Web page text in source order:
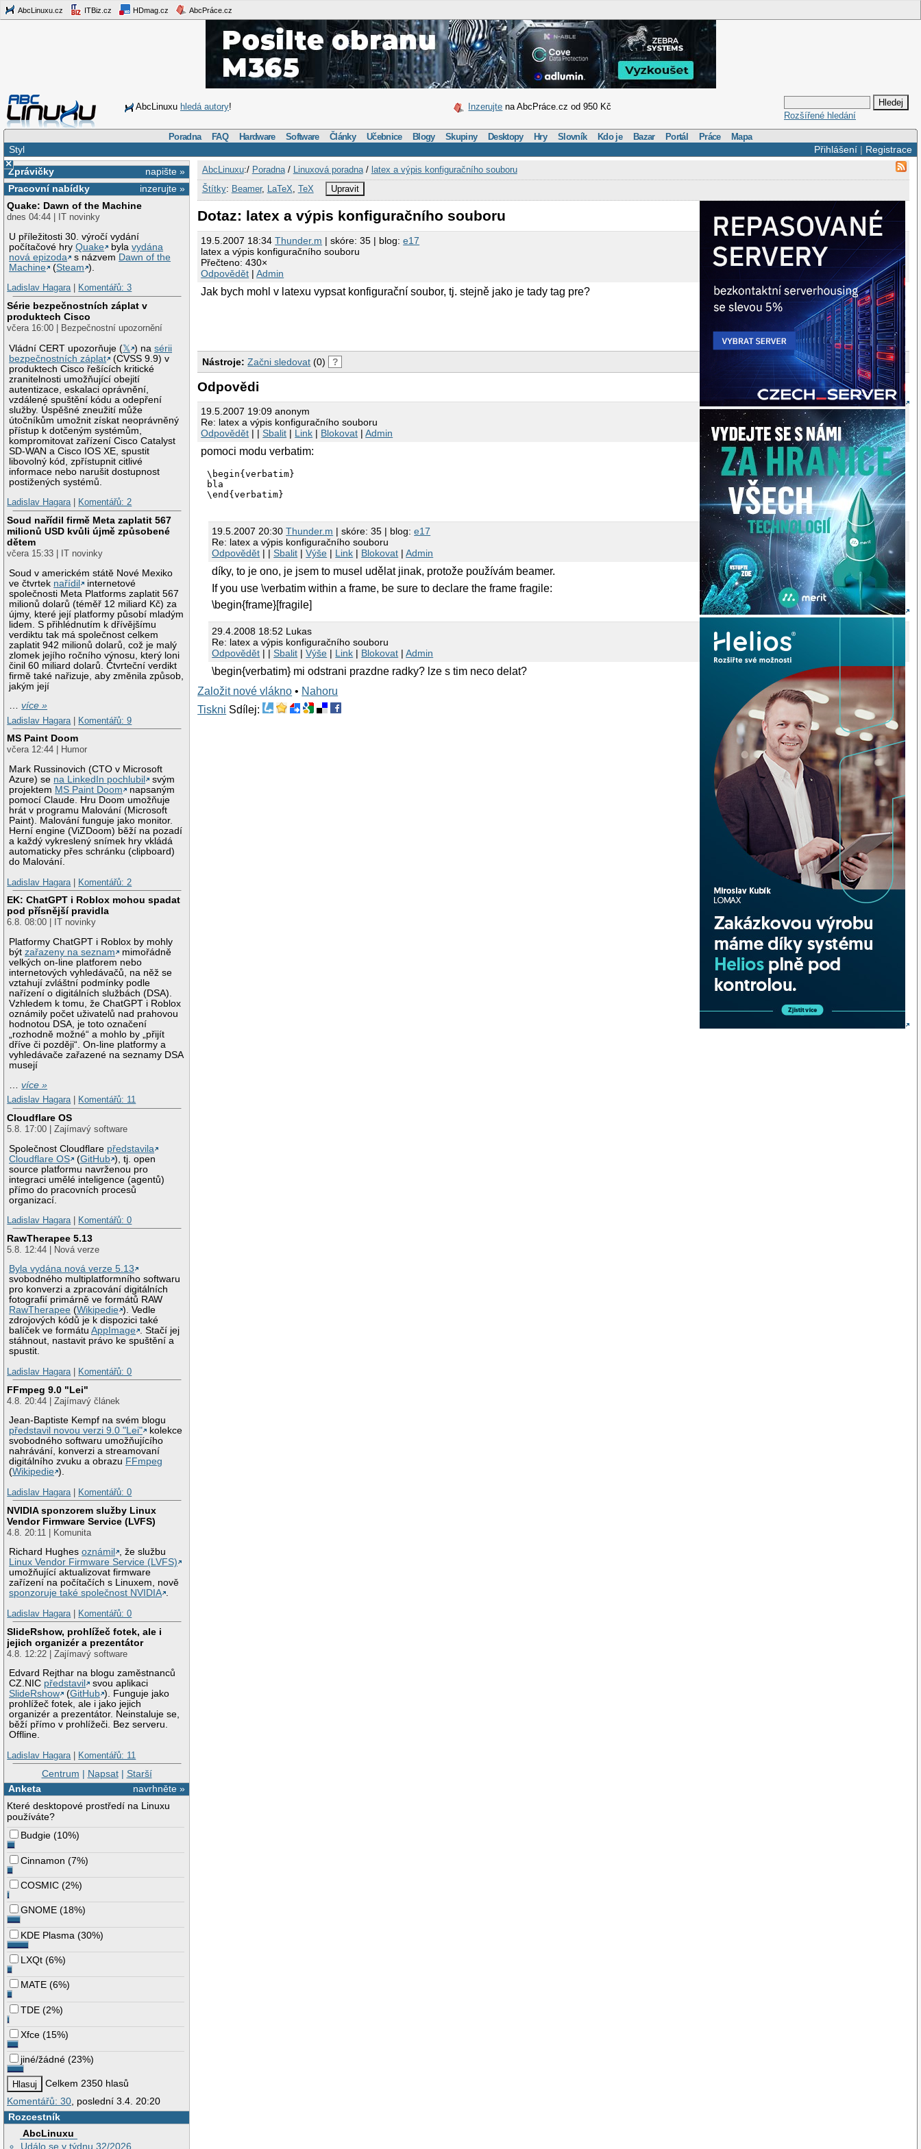
AbcLinuxu.cz ITBiz.cz HDmag.cz AbcPráce.cz
AbcLinuxu hledá autory! Inzerujte na AbcPráce.cz od 950 Kč
Rozšířené hledání
Poradna FAQ Hardware Software Články Učebnice Blogy Skupiny Desktopy Hry Slovník Kdo je Bazar Portál Práce Mapa
Přihlášení| Registrace
Styl
×
napište »
Zprávičky
inzerujte »
Pracovní nabídky
Quake: Dawn of the Machine
dnes 04:44 | IT novinky
U příležitosti 30. výročí vydání
počítačové hryQuake bylavydána
nová epizoda
s názvem Dawn of the
Machine
(Steam ).
Ladislav Hagara| Komentářů: 3
Série bezpečnostních záplat v
produktech Cisco
včera 16:00 | Bezpečnostní upozornění
Vládní CERT upozorňuje (𝕏 ) nasérii
bezpečnostních záplat
(CVSS 9.9) v
produktech Cisco řešících kritické
zranitelnosti umožňující obejití
autentizace, eskalaci oprávnění,
vzdálené spuštění kódu a odepření
služby. Úspěšné zneužití může
útočníkům umožnit získat neoprávněný
přístup k dotčeným systémům,
kompromitovat zařízení Cisco Catalyst
SD-WAN a Cisco IOS XE, spustit
libovolný kód, zpřístupnit citlivé
informace nebo narušit dostupnost
postižených systémů.
Ladislav Hagara| Komentářů: 2
Soud nařídil firmě Meta zaplatit 567
milionů USD kvůli újmě způsobené
dětem
včera 15:33 | IT novinky
Soud v americkém státě Nové Mexiko
ve čtvrtek nařídil
internetové
společnosti Meta Platforms zaplatit 567
milionů dolarů (téměř 12 miliard Kč) za
újmy, které její platformy působí mladým
lidem. S přihlédnutím k dřívějšímu
verdiktu tak má společnost celkem
zaplatit 942 milionů dolarů, což je malý
zlomek jejího ročního výnosu, který loni
činil 60 miliard dolarů. Čtvrteční verdikt
firmě také nařizuje, aby změnila způsob,
jakým její
…více »
Ladislav Hagara
Komentářů: 9
MS Paint Doom
včera 12:44 | Humor
Mark Russinovich (CTO v Microsoft
Azure) se na LinkedIn pochlubil
svým
projektem MS Paint Doom
napsaným
pomocí Claude. Hru Doom umožňuje
hrát v programu Malování (Microsoft
Paint). Malování funguje jako monitor.
Herní engine (ViZDoom) běží na pozadí
a každý vykreslený snímek hry vkládá
automaticky přes schránku (clipboard)
do Malování.
Ladislav Hagara
Komentářů: 2
EK: ChatGPT i Roblox mohou spadat
pod přísnější pravidla
6.8. 08:00 | IT novinky
Platformy ChatGPT i Roblox by mohly
býtzařazeny na seznam
mimořádně
velkých on-line platforem nebo
internetových vyhledávačů, na něž se
vztahují zvláštní podmínky podle
nařízení o digitálních službách (DSA).
Vzhledem k tomu, že ChatGPT i Roblox
oznámily počet uživatelů nad prahovou
hodnotou DSA, je toto označení
„rozhodně možné“ a mohlo by „přijít
dříve či později“. On-line platformy a
vyhledávače zařazené na seznamy DSA
musejí
…více »
Ladislav Hagara| Komentářů: 11
Cloudflare OS
5.8. 17:00 | Zajímavý software
Společnost Cloudflare představila
Cloudflare OS
(GitHub ), tj. open
source platformu navrženou pro
integraci umělé inteligence (agentů)
přímo do pracovních procesů
organizací.
Ladislav Hagara| Komentářů: 0
RawTherapee 5.13
5.8. 12:44 | Nová verze
Byla vydána nová verze 5.13
svobodného multiplatformního softwaru
pro konverzi a zpracování digitálních
fotografií primárně ve formátů RAW
RawTherapee (Wikipedie ). Vedle
zdrojových kódů je k dispozici také
balíček ve formátuAppImage . Stačí jej
stáhnout, nastavit právo ke spuštění a
spustit.
Ladislav Hagara| Komentářů: 0
FFmpeg 9.0 "Lei"
4.8. 20:44 | Zajímavý článek
Jean-Baptiste Kempf na svém blogu
představil novou verzi 9.0 "Lei"
kolekce
svobodného softwaru umožňujícího
nahrávání, konverzi a streamovaní
digitálního zvuku a obrazu FFmpeg
(Wikipedie ).
Ladislav Hagara| Komentářů: 0
NVIDIA sponzorem služby Linux
Vendor Firmware Service (LVFS)
4.8. 20:11 | Komunita
Richard Hughesoznámil
, že službu
Linux Vendor Firmware Service (LVFS)
umožňující aktualizovat firmware
zařízení na počítačích s Linuxem, nově
sponzoruje také společnost NVIDIA .
Ladislav Hagara| Komentářů: 0
SlideRshow, prohlížeč fotek, ale i
jejich organizér a prezentátor
4.8. 12:22 | Zajímavý software
Edvard Rejthar na blogu zaměstnanců
CZ.NIC představil
svou aplikaci
SlideRshow
(GitHub ). Funguje jako
prohlížeč fotek, ale i jako jejich
organizér a prezentátor. Neinstaluje se,
běží přímo v prohlížeči. Bez serveru.
Offline.
Ladislav Hagara| Komentářů: 11
Centrum | Napsat| Starší
navrhněte »
Anketa
Které desktopové prostředí na Linuxu
používáte?
Budgie (10%)
Cinnamon (7%)
COSMIC (2%)
GNOME (18%)
KDE Plasma (30%)
LXQt (6%)
MATE (6%)
TDE (2%)
Xfce (15%)
jiné/žádné (23%)
Celkem 2350 hlasů
Komentářů: 30 , poslední 3.4. 20:20
Rozcestník
AbcLinuxu
Událo se v týdnu 32/2026
AbcLinuxu:/ Poradna/ Linuxová poradna/ latex a výpis konfiguračního souboru
Štítky: Beamer, LaTeX TeX Upravit
Dotaz: latex a výpis konfiguračního souboru
19.5.2007 18:34Thunder.m | skóre: 35 | blog:e17
latex a výpis konfiguračního souboru
Přečteno: 430×
Odpovědět |Admin
Jak bych mohl v latexu vypsat konfigurační soubor, tj. stejně jako je tady tag pre?
Nástroje: Začni sledovat (0) ?
Odpovědi
19.5.2007 19:09 anonym
Re: latex a výpis konfiguračního souboru
Odpovědět | |Sbalit | Link | Blokovat |Admin
pomoci modu verbatim:
\begin{verbatim}
bla
19.5.2007 20:30Thunder.m | skóre: 35 | blog:e17
Re: latex a výpis konfiguračního souboru
Odpovědět | |Sbalit |Výše | Link | Blokovat |Admin
díky, to je ono, je jsem to musel udělat jinak, protože používám beamer.
If you use \verbatim within a frame, be sure to declare the frame fragile:
\begin{frame}[fragile]
29.4.2008 18:52 Lukas
Re: latex a výpis konfiguračního souboru
Odpovědět | |Sbalit |Výše | Link | Blokovat |Admin
\begin{verbatim} mi odstrani prazdne radky? lze s tim neco delat?
Založit nové vlákno • Nahoru
Tiskni Sdílej: